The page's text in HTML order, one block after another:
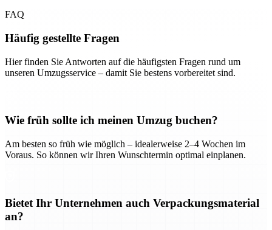
FAQ
Häufig gestellte Fragen
Hier finden Sie Antworten auf die häufigsten Fragen rund um
unseren Umzugsservice – damit Sie bestens vorbereitet sind.
Wie früh sollte ich meinen Umzug buchen?
Am besten so früh wie möglich – idealerweise 2–4 Wochen im
Voraus. So können wir Ihren Wunschtermin optimal einplanen.
Bietet Ihr Unternehmen auch Verpackungsmaterial
an?